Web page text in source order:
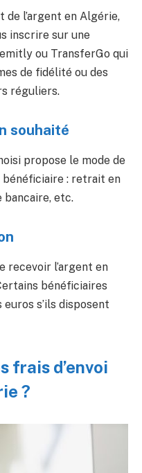
de l’argent en Algérie,
inscrire sur une
ou TransferGo qui
de fidélité ou des
réguliers.
souhaité
propose le mode de
: retrait en
bancaire, etc.
recevoir l’argent en
bénéficiaires
s’ils disposent
frais d’envoi
?